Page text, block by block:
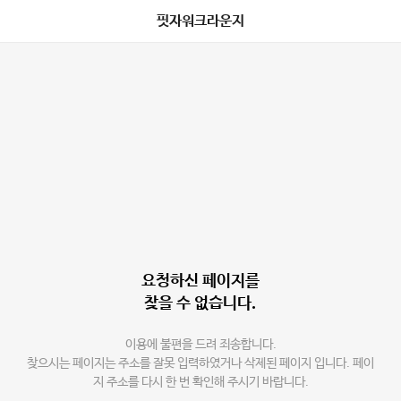
핏자워크라운지
요청하신 페이지를
찾을 수 없습니다.
이용에 불편을 드려 죄송합니다.
찾으시는 페이지는 주소를 잘못 입력하였거나 삭제된 페이지 입니다. 페이
지 주소를 다시 한 번 확인해 주시기 바랍니다.